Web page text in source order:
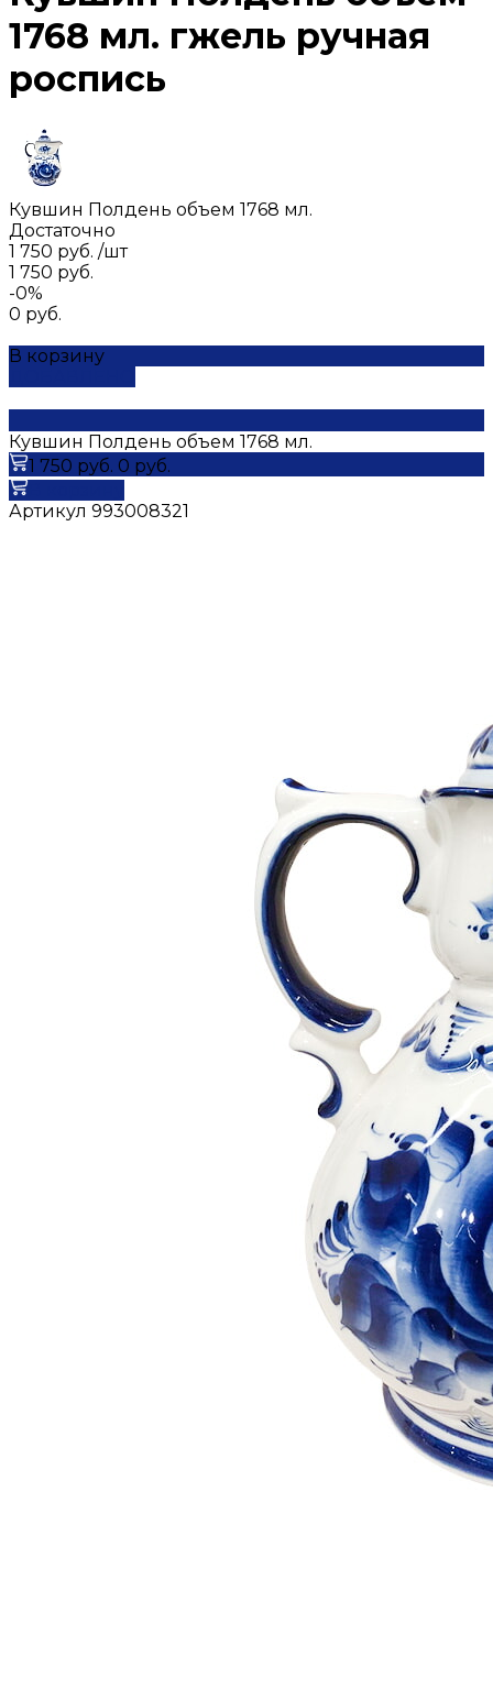
1768 мл. гжель ручная
роспись
Кувшин Полдень объем 1768 мл.
Достаточно
1 750 руб. /шт
1 750 руб.
-0%
0 руб.
В корзину
Кувшин Полдень объем 1768 мл.
1 750 руб. 0 руб.
Артикул 993008321